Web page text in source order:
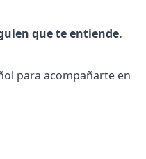
que te entiende.
para acompañarte en